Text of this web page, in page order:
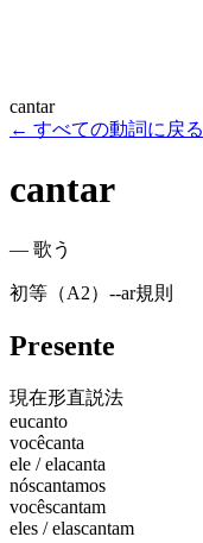
cantar
← すべての動詞に戻る
cantar
— 歌う
初等（A2） --ar規則
Presente
現在形直説法
eucanto
vocêcanta
ele / elacanta
nóscantamos
vocêscantam
eles / elascantam